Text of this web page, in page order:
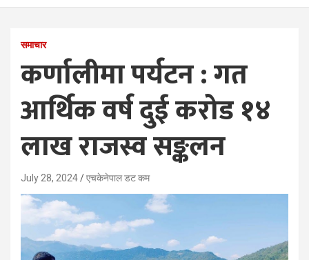
समाचार
कर्णालीमा पर्यटन : गत
आर्थिक वर्ष दुई करोड १४
लाख राजस्व सङ्कलन
July 28, 2024 एचकेनेपाल डट कम